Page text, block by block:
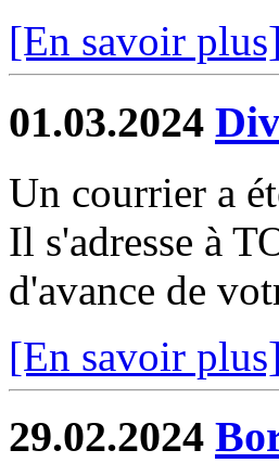
[En savoir plus]
01.03.2024
Un courrier a
Il s'adresse à
d'avance de
[En savoir plus]
29.02.2024